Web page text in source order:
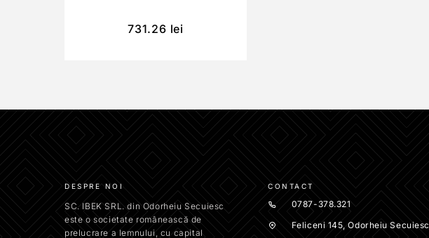
731.26 lei
DESPRE NOI
SC. IBEK SRL. din Odorheiu Secuiesc
este o societate românească de
prelucrare a lemnului, cu capital
CONTACT
0787-378.321
Feliceni 145, Odorheiu Secuiesc